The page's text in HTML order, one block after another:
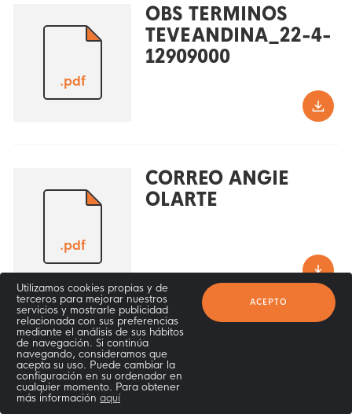
Utilizamos cookies propias y de
terceros para mejorar nuestros
servicios y mostrarle publicidad
relacionada con sus preferencias
mediante el análisis de sus hábitos
de navegación. Si continúa
navegando, consideramos que
acepta su uso. Puede cambiar la
configuración en su ordenador en
cualquier momento. Para obtener
más información aquí
ACEPTO
.pdf
OBS TERMINOS
TEVEANDINA_22-4-
12909000
.pdf
CORREO ANGIE
OLARTE
CORREO
OBSERVACIÓN 2